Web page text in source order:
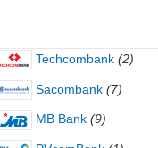
Techcombank (2)
Sacombank (7)
MB Bank (9)